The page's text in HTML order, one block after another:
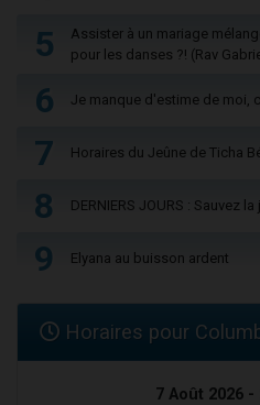
5
Assister à un mariage
pour les danses ?! (Rav
6 Je manque d'estime de moi,
7 Horaires du Jeûne de Ticha
8 DERNIERS JOURS : Sauvez
9 Elyana au buisson ardent
Horaires pour
7 Août 2026 -